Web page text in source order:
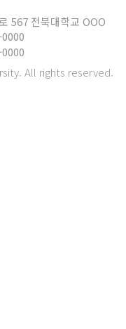
567 전북대학교 OOO
All rights reserved.